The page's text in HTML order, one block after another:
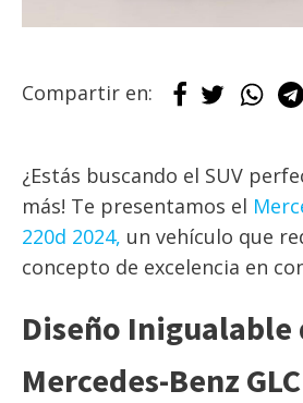
Compartir en:
¿Estás buscando el SUV
más! Te presentamos el
220d 2024, un vehículo que
concepto de excelencia en
Diseño Inigualable
Mercedes-Benz GLC